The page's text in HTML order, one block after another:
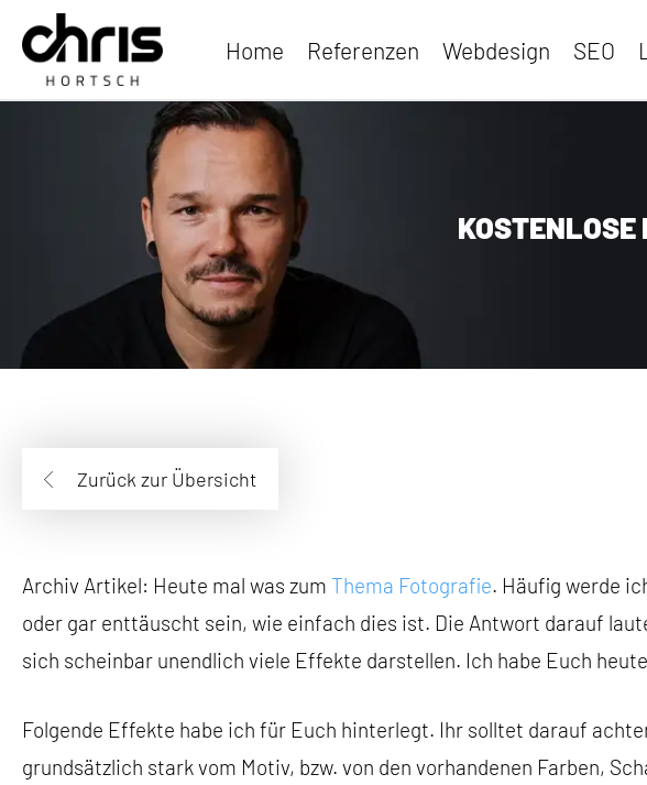
Home Referenzen Webdesign SEO
KOSTENLOSE
Zurück zur Übersicht
Archiv Artikel: Heute mal was zum Thema Fotografie. Häufig werde
oder gar enttäuscht sein, wie einfach dies ist. Die Antwort darauf
sich scheinbar unendlich viele Effekte darstellen. Ich habe Euch
Folgende Effekte habe ich für Euch hinterlegt. Ihr solltet darauf
grundsätzlich stark vom Motiv, bzw. von den vorhandenen Farben,